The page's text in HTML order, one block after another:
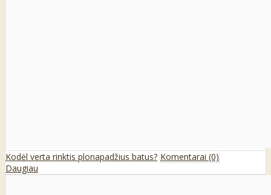
Kodėl verta rinktis plonapadžius batus? Komentarai (0)
Daugiau